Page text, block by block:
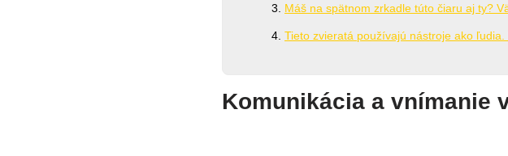
Máš na spätnom zrkadle túto čiaru aj ty?
Tieto zvieratá používajú nástroje ako
Komunikácia a vnímanie